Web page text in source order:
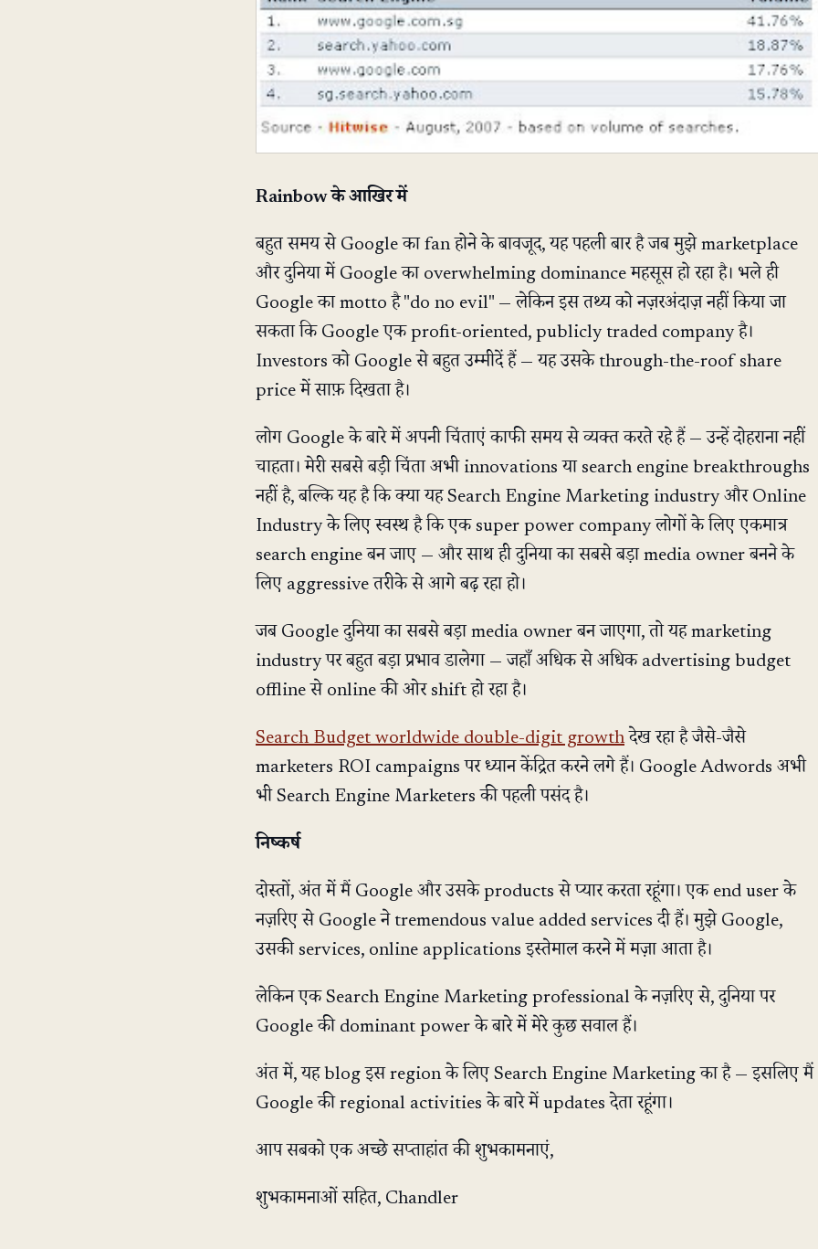
Rainbow के आखिर में
बहुत समय से Google का fan होने के बावजूद, यह पहली बार है जब मुझे marketplace
और दुनिया में Google का overwhelming dominance महसूस हो रहा है। भले ही
Google का motto है "do no evil" — लेकिन इस तथ्य को नज़रअंदाज़ नहीं किया जा
सकता कि Google एक profit-oriented, publicly traded company है।
Investors को Google से बहुत उम्मीदें हैं — यह उसके through-the-roof share
price में साफ़ दिखता है।
लोग Google के बारे में अपनी चिंताएं काफी समय से व्यक्त करते रहे हैं — उन्हें दोहराना नहीं
चाहता। मेरी सबसे बड़ी चिंता अभी innovations या search engine breakthroughs
नहीं है, बल्कि यह है कि क्या यह Search Engine Marketing industry और Online
Industry के लिए स्वस्थ है कि एक super power company लोगों के लिए एकमात्र
search engine बन जाए — और साथ ही दुनिया का सबसे बड़ा media owner बनने के
लिए aggressive तरीके से आगे बढ़ रहा हो।
जब Google दुनिया का सबसे बड़ा media owner बन जाएगा, तो यह marketing
industry पर बहुत बड़ा प्रभाव डालेगा — जहाँ अधिक से अधिक advertising budget
offline से online की ओर shift हो रहा है।
Search Budget worldwide double-digit growthदेख रहा है जैसे-जैसे
marketers ROI campaigns पर ध्यान केंद्रित करने लगे हैं। Google Adwords अभी
भी Search Engine Marketers की पहली पसंद है।
निष्कर्ष
दोस्तों, अंत में मैं Google और उसके products से प्यार करता रहूंगा। एक end user के
नज़रिए से Google ने tremendous value added services दी हैं। मुझे Google,
उसकी services, online applications इस्तेमाल करने में मज़ा आता है।
लेकिन एक Search Engine Marketing professional के नज़रिए से, दुनिया पर
Google की dominant power के बारे में मेरे कुछ सवाल हैं।
अंत में, यह blog इस region के लिए Search Engine Marketing का है — इसलिए मैं
Google की regional activities के बारे में updates देता रहूंगा।
आप सबको एक अच्छे सप्ताहांत की शुभकामनाएं,
शुभकामनाओं सहित, Chandler